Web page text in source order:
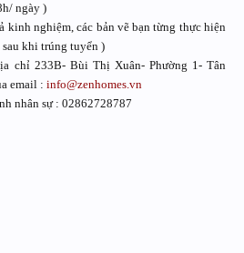
ngày )
kinh nghiệm, các bản vẽ bạn từng thực hiện
sau khi trúng tuyển )
chỉ 233B- Bùi Thị Xuân- Phường 1- Tân
email : info@zenhomes.vn
nhân sự : 02862728787